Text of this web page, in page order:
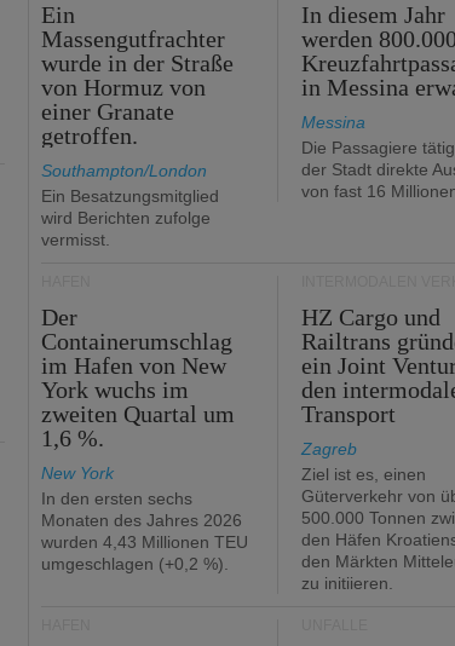
Ein
Massengutfrachter
wurde in der Straße
von Hormuz von
einer Granate
getroffen.
Southampton/London
Ein Besatzungsmitglied
wird Berichten zufolge
vermisst.
In diesem Jahr
werden 800.000
in Messina
Messina
Die Passagiere
der Stadt direkte
von fast 16
Der
Containerumschlag
im Hafen von New
York wuchs im
zweiten Quartal um
1,6 %.
New York
In den ersten sechs
Monaten des Jahres 2026
wurden 4,43 Millionen TEU
umgeschlagen (+0,2 %).
HZ Cargo und
Railtrans
ein Joint
den
Transport
Zagreb
Ziel ist es, einen
Güterverkehr von
500.000 Tonnen
den Häfen
den Märkten
zu initiieren.